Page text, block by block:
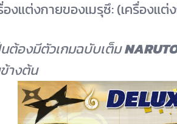
องแต่งกายของเมรุซึ: (เครื่องแ
นต้องมีตัวเกมฉบับเต็ม
างต้น